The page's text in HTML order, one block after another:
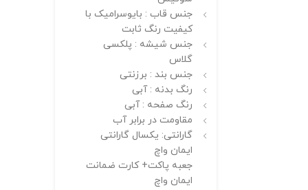
جنس قاب : بایوسرامیک با
کیفیت رنگ ثابت
جنس شیشه : پلکسی
گلاس
جنس بند : برزنتی
رنگ بدنه : آبی
رنگ صفحه : آبی
مقاومت در برابر آب
گارانتی: یکسال گارانتی
ایمان واچ
جعبه پاکت+ کارت ضمانت
ایمان واچ